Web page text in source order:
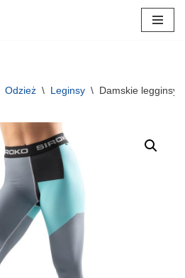
Odzież \ Leginsy \ Damskie legginsy